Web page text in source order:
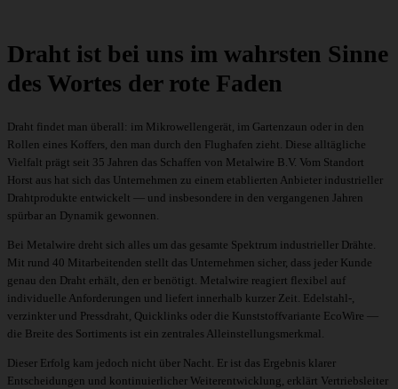
Draht ist bei uns im wahrsten Sinne
des Wortes der rote Faden
Draht findet man überall: im Mikrowellengerät, im Gartenzaun oder in den
Rollen eines Koffers, den man durch den Flughafen zieht. Diese alltägliche
Vielfalt prägt seit 35 Jahren das Schaffen von Metalwire B.V. Vom Standort
Horst aus hat sich das Unternehmen zu einem etablierten Anbieter industrieller
Drahtprodukte entwickelt — und insbesondere in den vergangenen Jahren
spürbar an Dynamik gewonnen.
Bei Metalwire dreht sich alles um das gesamte Spektrum industrieller Drähte.
Mit rund 40 Mitarbeitenden stellt das Unternehmen sicher, dass jeder Kunde
genau den Draht erhält, den er benötigt. Metalwire reagiert flexibel auf
individuelle Anforderungen und liefert innerhalb kurzer Zeit. Edelstahl-,
verzinkter und Pressdraht, Quicklinks oder die Kunststoffvariante EcoWire —
die Breite des Sortiments ist ein zentrales Alleinstellungsmerkmal.
Dieser Erfolg kam jedoch nicht über Nacht. Er ist das Ergebnis klarer
Entscheidungen und kontinuierlicher Weiterentwicklung, erklärt Vertriebsleiter